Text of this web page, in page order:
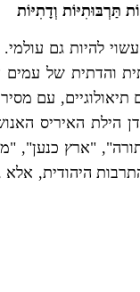
תַּרְבּוּתִיּוֹת וְדָתִיּוֹת
להיות גם עולמי.
והדתית של עמים
תיאולוגיים, עם
הילת האיריס
"ארץ
היהודית,